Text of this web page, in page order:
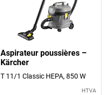
Aspirateur poussières –
Kärcher
T 11/1 Classic HEPA, 850 W
HTVA